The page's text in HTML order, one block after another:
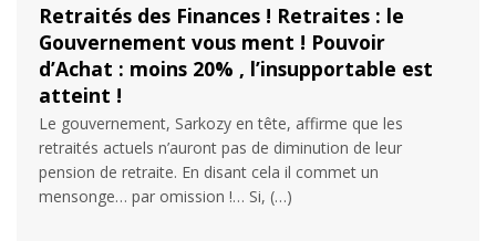
Retraités des Finances ! Retraites : le
Gouvernement vous ment ! Pouvoir
d’Achat : moins 20% , l’insupportable est
atteint !
Le gouvernement, Sarkozy en tête, affirme que les
retraités actuels n’auront pas de diminution de leur
pension de retraite. En disant cela il commet un
mensonge… par omission !… Si, (…)